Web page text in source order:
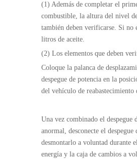
(1) Además de completar el
combustible, la altura del nivel
también deben verificarse. Si
litros de aceite.
(2) Los elementos que deben
Coloque la palanca de
despegue de potencia en la
del vehículo de reabastecimiento
Una vez combinado el despegue
anormal, desconecte el
desmontarlo a voluntad durante
energía y la caja de cambios a